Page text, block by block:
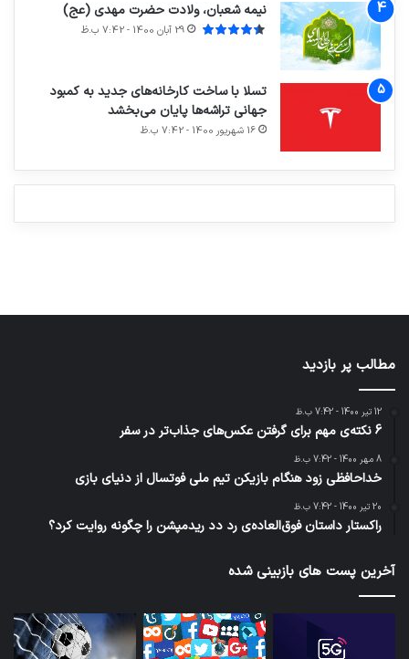
نیمه شعبان، ولادت حضرت مهدی (عج)
29 آبان 1400 - 7:42 ب.ظ
تسلا با ساخت کارخانه‌های جدید به کمبود
جهانی تراشه‌ها پایان می‌بخشد
16 شهریور 1400 - 7:42 ب.ظ
برای
کشف
در آذر 21,
ی سفر
مجازی
…
در آذر 21,
ورزش با
هوشمند
در آذر 21,
عکاسی
در آذر 21,
2023
در آذر 21,
مطالب پر بازدید
12 تیر 1400 - 7:42 ب.ظ
6 نکته‌ی مهم برای گرفتن عکس‌های جذاب‌تر در سفر
8 مهر 1400 - 7:42 ب.ظ
خداحافظی زود هنگام بازیکن تیم ملی فوتسال از دنیای بازی
20 تیر 1400 - 7:42 ب.ظ
راکستار داستان فوق‌العاده‌ی رد دد ریدمپشن را چگونه روایت کرد؟
آخرین پست های بازبینی شده